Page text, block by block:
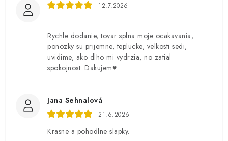
12.7.2026
Rychle dodanie, tovar splna moje ocakavania,
ponozky su prijemne, teplucke, velkosti sedi,
uvidime, ako dlho mi vydrzia, no zatial
spokojnost. Dakujem♥️
Jana Sehnalová
21.6.2026
Krasne a pohodlne slapky.